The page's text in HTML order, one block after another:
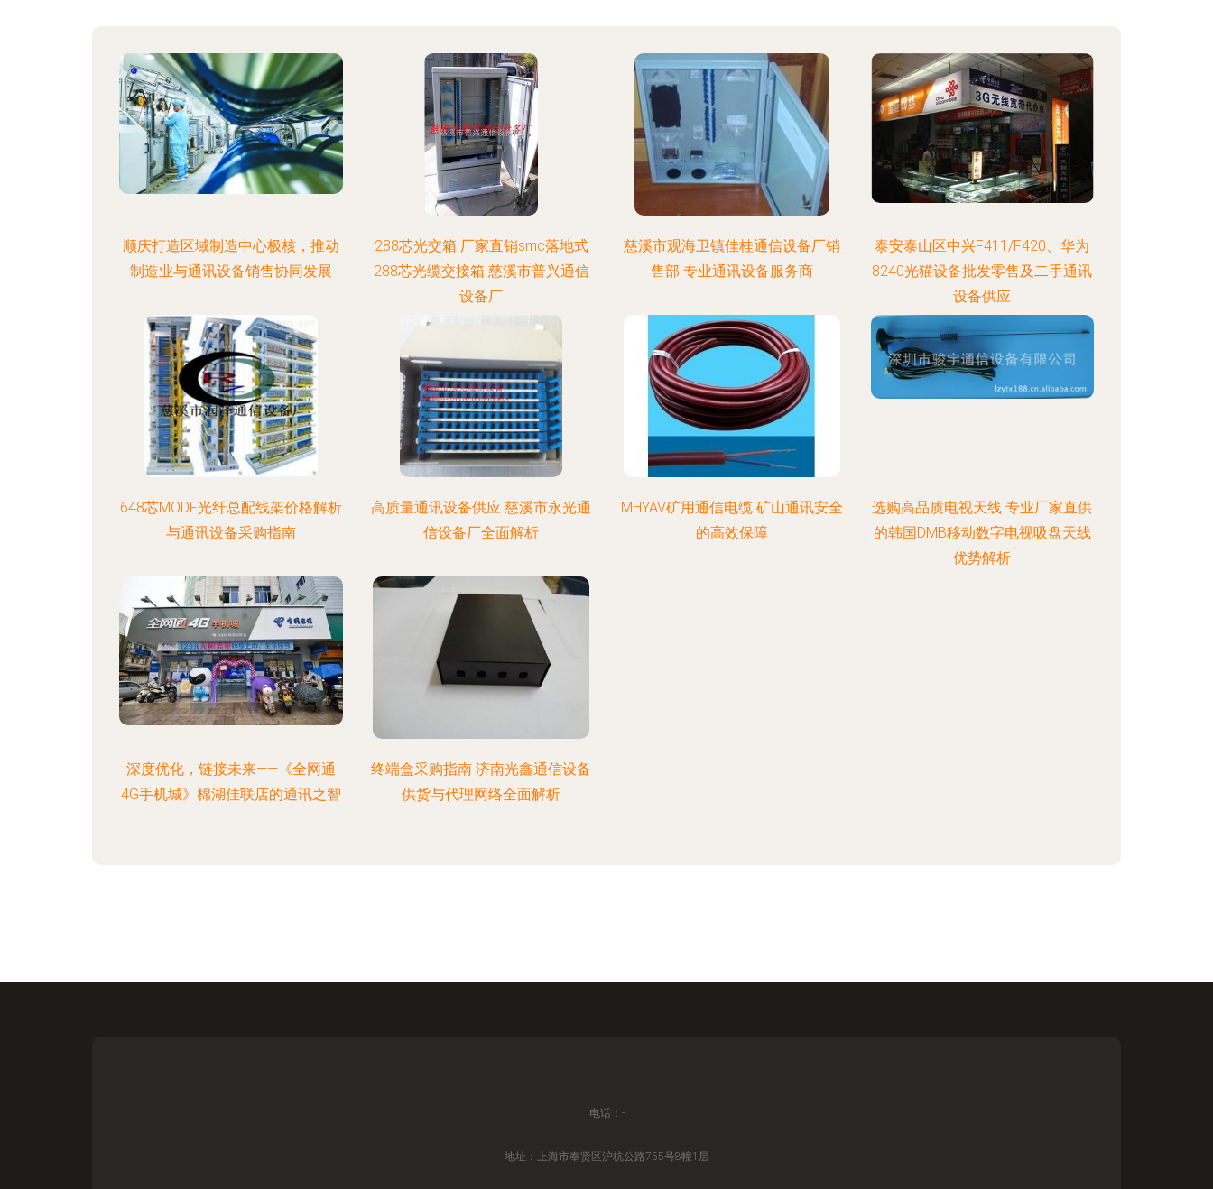
顺庆打造区域制造中心极核，推动
制造业与通讯设备销售协同发展
288芯光交箱 厂家直销smc落地式
288芯光缆交接箱 慈溪市普兴通信
设备厂
慈溪市观海卫镇佳桂通信设备厂销
售部 专业通讯设备服务商
泰安泰山区中兴F411/F420、华为
8240光猫设备批发零售及二手通讯
设备供应
648芯MODF光纤总配线架价格解析
与通讯设备采购指南
高质量通讯设备供应 慈溪市永光通
信设备厂全面解析
MHYAV矿用通信电缆 矿山通讯安全
的高效保障
选购高品质电视天线 专业厂家直供
的韩国DMB移动数字电视吸盘天线
优势解析
深度优化，链接未来——《全网通
4G手机城》棉湖佳联店的通讯之智
终端盒采购指南 济南光鑫通信设备
供货与代理网络全面解析
电话：-
地址：上海市奉贤区沪杭公路755号8幢1层